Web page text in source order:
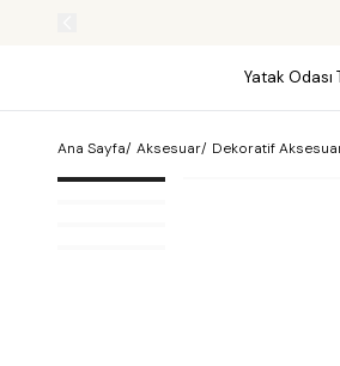
Yatak Odası
Ana Sayfa/ Aksesuar/ Dekoratif